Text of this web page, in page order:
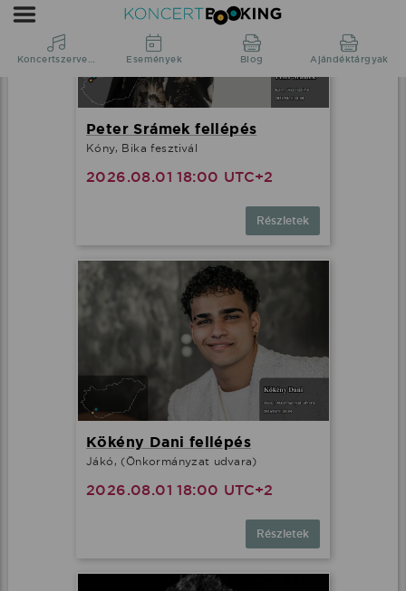
Peter Srámek fellépés
Kóny, Bika fesztivál
2026.08.01 18:00 UTC+2
Részletek
Kökény Dani fellépés
Jákó, (Önkormányzat udvara)
2026.08.01 18:00 UTC+2
Részletek